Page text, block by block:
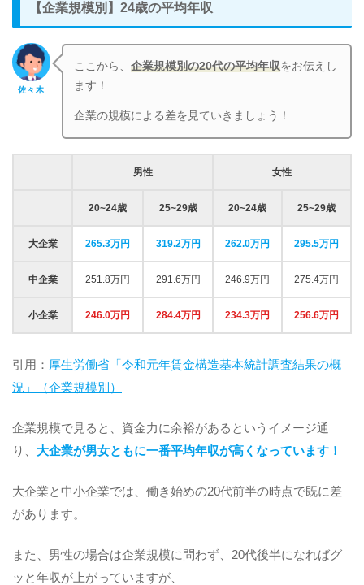
【企業規模別】24歳の平均年収
佐々木
ここから、企業規模別の20代の平均年収をお伝えし
ます！
企業の規模による差を見ていきましょう！
男性 女性
20~24歳 25~29歳 20~24歳 25~29歳
大企業 265.3万円 319.2万円 262.0万円 295.5万円
中企業 251.8万円 291.6万円 246.9万円 275.4万円
小企業 246.0万円 284.4万円 234.3万円 256.6万円
引用： 厚生労働省「令和元年賃金構造基本統計調査結果の概
況」（企業規模別）
企業規模で見ると、資金力に余裕があるというイメージ通
り、 大企業が男女ともに一番平均年収が高くなっています！
大企業と中小企業では、働き始めの20代前半の時点で既に差
があります。
また、男性の場合は企業規模に問わず、20代後半になればグ
ッと年収が上がっていますが、